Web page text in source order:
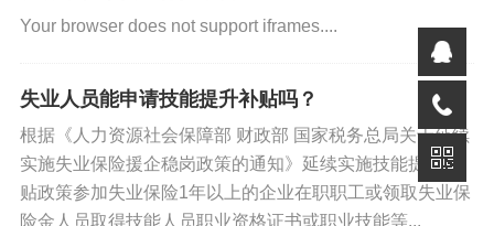
上门评估。评估人员依据《老年人能力评估规范》（GB/T
42195—2022）从进食、穿衣、如厕等 6 个维度打分，最
终确定为 “中度失能”，当天上传结果至 “民政通”。
4. 资格开通与领券：丰满区民政局 1 个工作日内完成结果
确认，即时开通申领资格，当月发放消费券（抵扣比例 4
Your browser does not support iframes....
失业人员能申请技能提升补贴吗？
根据《人力资源社会保障部 财政部 国家税务总局关于延续
实施失业保险援企稳岗政策的通知》延续实施技能提升补
贴政策参加失业保险1年以上的企业在职职工或领取失业保
险金人员取得技能人员职业资格证书或职业技能等...